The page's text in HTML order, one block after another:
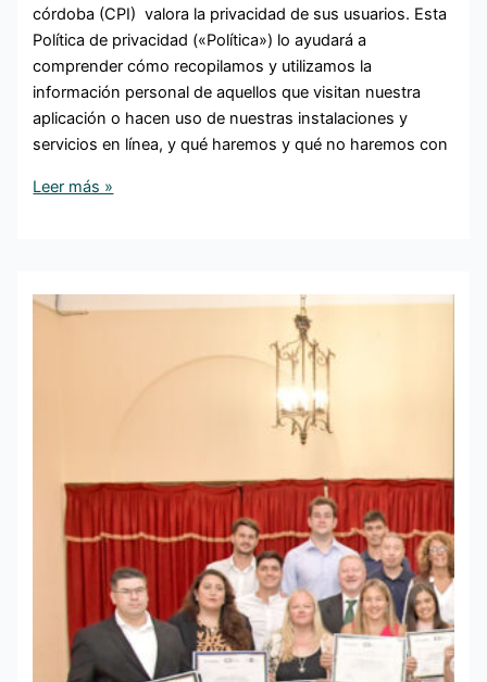
córdoba (CPI) valora la privacidad de sus usuarios. Esta
Política de privacidad («Política») lo ayudará a
comprender cómo recopilamos y utilizamos la
información personal de aquellos que visitan nuestra
aplicación o hacen uso de nuestras instalaciones y
servicios en línea, y qué haremos y qué no haremos con
Leer más »